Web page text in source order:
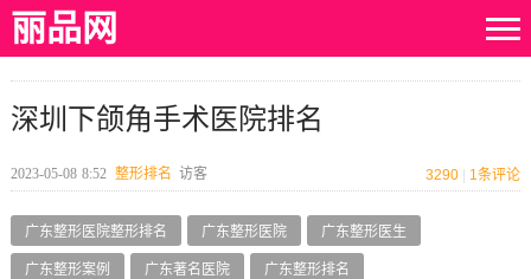
丽品网
深圳下颌角手术医院排名
2023-05-08 8:52 整形排名 访客 3290 1条评论
广东整形医院整形排名 广东整形医院 广东整形医生
广东整形案例 广东著名医院 广东整形排名